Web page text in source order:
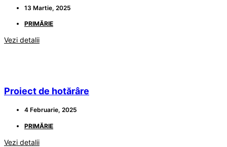
13 Martie, 2025
PRIMĂRIE
Vezi detalii
Proiect de hotărâre
4 Februarie, 2025
PRIMĂRIE
Vezi detalii